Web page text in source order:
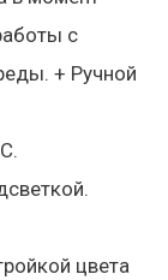
с
+ Ручной
цвета